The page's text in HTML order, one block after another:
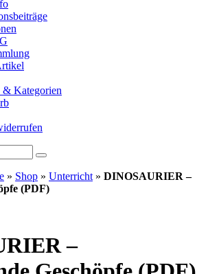
& Kategorien
» Shop » Unterricht » DINOSAURIER –
(PDF)
–